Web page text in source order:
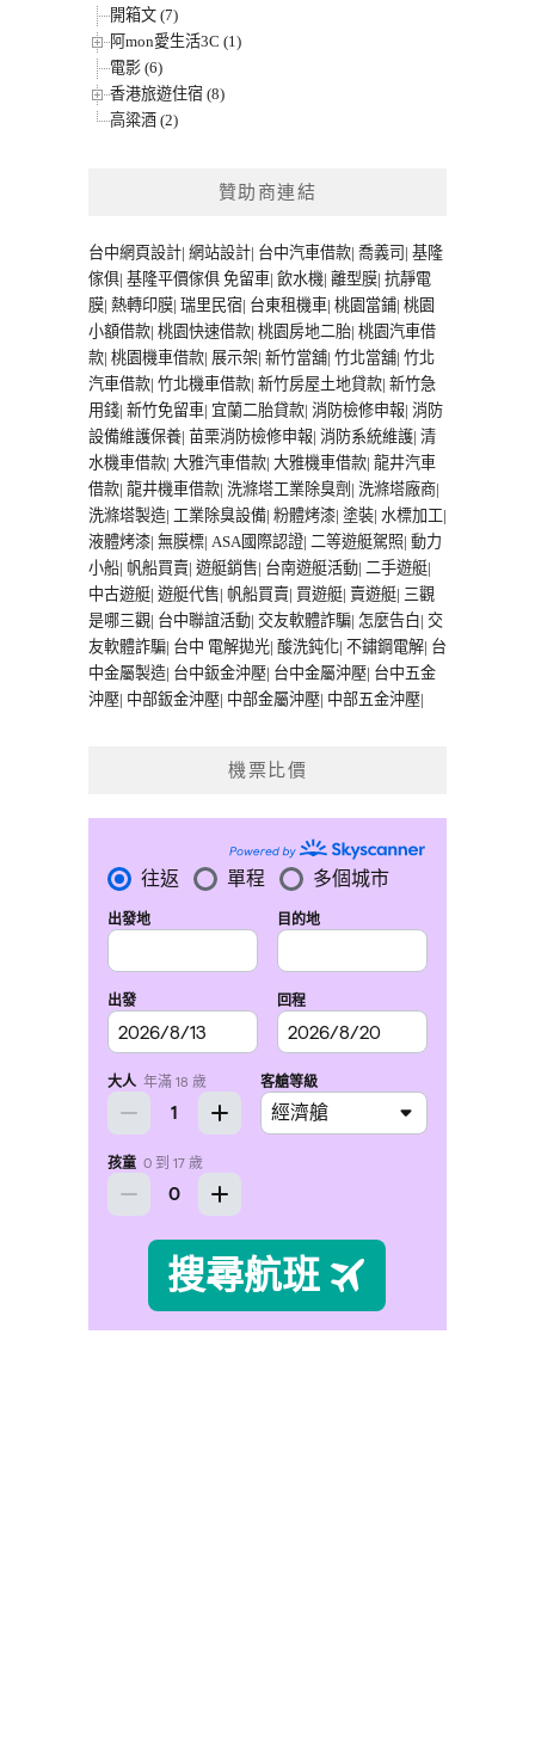
開箱文 (7)
阿mon愛生活3C (1)
電影 (6)
香港旅遊住宿 (8)
高粱酒 (2)
贊助商連結
台中網頁設計| 網站設計| 台中汽車借款| 喬義司 | 基隆
傢俱| 基隆平價傢俱 免留車| 飲水機| 離型膜| 抗靜電
膜| 熱轉印膜| 瑞里民宿| 台東租機車| 桃園當鋪| 桃園
小額借款| 桃園快速借款| 桃園房地二胎| 桃園汽車借
款| 桃園機車借款| 展示架| 新竹當舖| 竹北當舖| 竹北
汽車借款| 竹北機車借款| 新竹房屋土地貸款| 新竹急
用錢| 新竹免留車| 宜蘭二胎貸款| 消防檢修申報| 消防
設備維護保養| 苗栗消防檢修申報| 消防系統維護| 清
水機車借款| 大雅汽車借款| 大雅機車借款| 龍井汽車
借款| 龍井機車借款| 洗滌塔工業除臭劑 | 洗滌塔廠商|
洗滌塔製造| 工業除臭設備| 粉體烤漆| 塗裝| 水標加工|
液體烤漆| 無膜標| ASA國際認證| 二等遊艇駕照| 動力
小船| 帆船買賣| 遊艇銷售| 台南遊艇活動| 二手遊艇|
中古遊艇| 遊艇代售| 帆船買賣| 買遊艇| 賣遊艇| 三觀
是哪三觀| 台中聯誼活動| 交友軟體詐騙| 怎麼告白| 交
友軟體詐騙| 台中 電解拋光| 酸洗鈍化| 不鏽鋼電解| 台
中金屬製造| 台中鈑金沖壓| 台中金屬沖壓| 台中五金
沖壓| 中部鈑金沖壓| 中部金屬沖壓| 中部五金沖壓|
機票比價